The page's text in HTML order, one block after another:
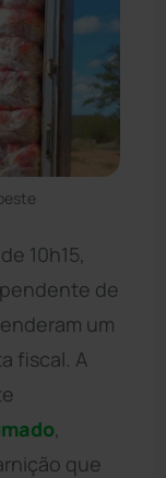
10h15,
de
um
fiscal. A
,
que